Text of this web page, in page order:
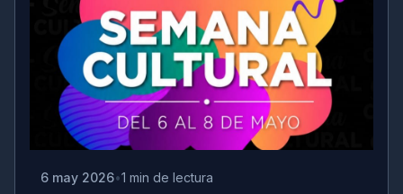
6 may 2026 1 min de lectura